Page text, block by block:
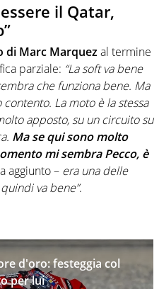
il Qatar,
di Marc Marquezal termine
parziale: “La soft va bene
che funziona bene. Ma
La moto è la stessa
apposto, su un circuito su
Ma se qui sono molto
mi sembra Pecco, è
aggiunto – era una delle
va bene”.
d'oro: festeggia col
per lui